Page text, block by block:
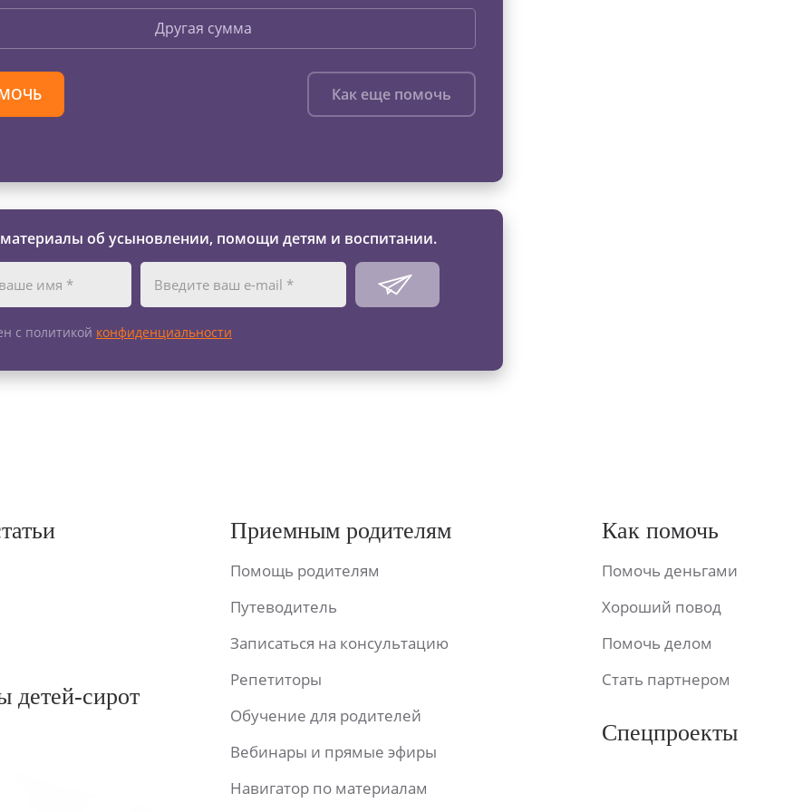
Другая сумма
Как еще помочь
об усыновлении, помощи детям и воспитании.
с политикой конфиденциальности
детей-сирот
Приемным родителям
Помощь родителям
Путеводитель
Записаться на консультацию
Репетиторы
Обучение для родителей
Вебинары и прямые эфиры
Навигатор по материалам
Как помочь
Помочь деньгами
Хороший повод
Помочь делом
Стать партнером
Спецпроекты